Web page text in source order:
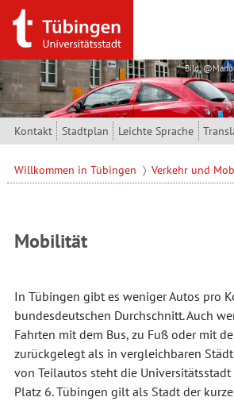
Direkt zum Inhalt
Bild:
Kontakt Stadtplan Leichte Sprache
Willkommen in Tübingen Verkehr und
Mobilität
In Tübingen gibt es weniger Autos pro
bundesdeutschen Durchschnitt. Auch
Fahrten mit dem Bus, zu Fuß oder mit
zurückgelegt als in vergleichbaren
von Teilautos steht die
Platz 6. Tübingen gilt als Stadt der